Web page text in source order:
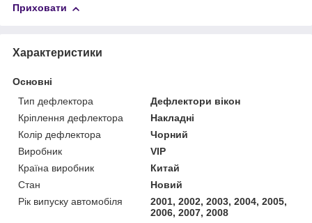
Приховати
Характеристики
Основні
Тип дефлектора
Дефлектори вікон
Кріплення дефлектора
Накладні
Колір дефлектора
Чорний
Виробник
VIP
Країна виробник
Китай
Стан
Новий
Рік випуску автомобіля
2001, 2002, 2003, 2004, 2005,
2006, 2007, 2008